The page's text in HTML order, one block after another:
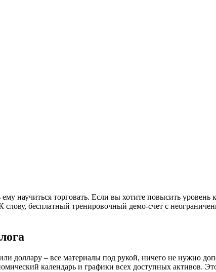
научиться торговать. Если вы хотите повысить
бесплатный тренировочный демо-счет с
доллару – все материалы под рукой, ничего не нужно
календарь и графики всех доступных активов.